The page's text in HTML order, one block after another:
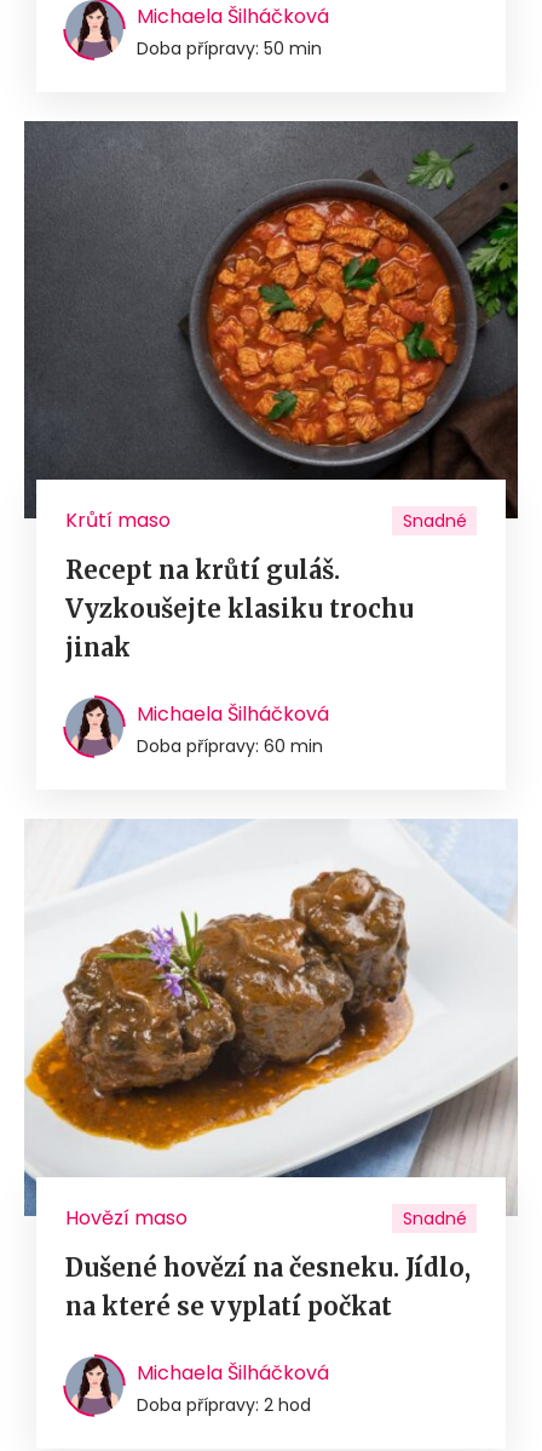
Michaela Šilháčková
Doba přípravy: 50 min
Krůtí maso Snadné
Recept na krůtí guláš.
Vyzkoušejte klasiku trochu
jinak
Michaela Šilháčková
Doba přípravy: 60 min
Hovězí maso Snadné
Dušené hovězí na česneku. Jídlo,
na které se vyplatí počkat
Michaela Šilháčková
Doba přípravy: 2 hod